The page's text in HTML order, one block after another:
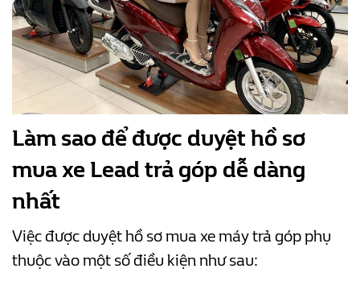
Làm sao để được duyệt hồ sơ
mua xe Lead trả góp dễ dàng
nhất
Việc được duyệt hồ sơ mua xe máy trả góp phụ
thuộc vào một số điều kiện như sau: